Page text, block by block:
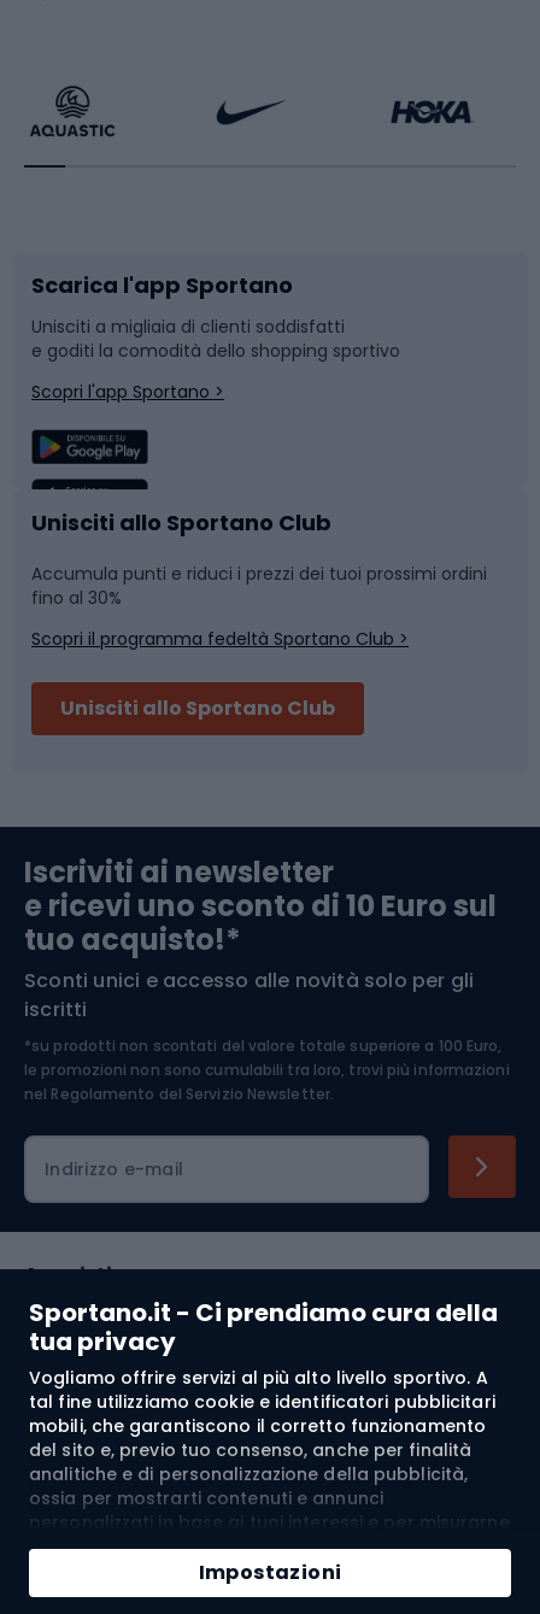
Sportano.it - Ci prendiamo cura della
tua privacy
Vogliamo offrire servizi al più alto livello sportivo. A
tal fine utilizziamo cookie e identificatori pubblicitari
mobili, che garantiscono il corretto funzionamento
del sito e, previo tuo consenso, anche per finalità
analitiche e di personalizzazione della pubblicità,
ossia per mostrarti contenuti e annunci
personalizzati in base ai tuoi interessi e per misurarne
l’efficacia. I cookie e gli identificatori pubblicitari
mobili possono essere utilizzati sia per attività
pubblicitarie personalizzate sia non personalizzate, a
Impostazioni
Aggiungi al carrello
Bikepacking
Bushcraft
Corsa
Sport di squadra
Caschi da ciclismo
Skitouring
Abbigliamento da escursionismo
Sport con le racchette
Slitte e slittini
Snowboard
Camminata nordica
Nuoto
Pattinaggio
Componenti per biciclette
Arrampicata
Medicina dello sport
Abbigliamento ciclistico
Scarica l'app Sportano
Unisciti a migliaia di clienti soddisfatti
e goditi la comodità dello shopping sportivo
Scopri l'app Sportano >
Unisciti allo Sportano Club
Accumula punti e riduci i prezzi dei tuoi prossimi ordini
fino al 30%
Scopri il programma fedeltà Sportano Club >
Unisciti allo Sportano Club
Iscriviti ai newsletter
e ricevi uno sconto di 10 Euro sul
tuo acquisto!*
Sconti unici e accesso alle novità solo per gli
iscritti
*su prodotti non scontati del valore totale superiore a 100 Euro,
le promozioni non sono cumulabili tra loro, trovi più informazioni
nel Regolamento del Servizio Newsletter.
Indirizzo e-mail
Acquisti
Servizio clienti
Regolamento
Chi siamo